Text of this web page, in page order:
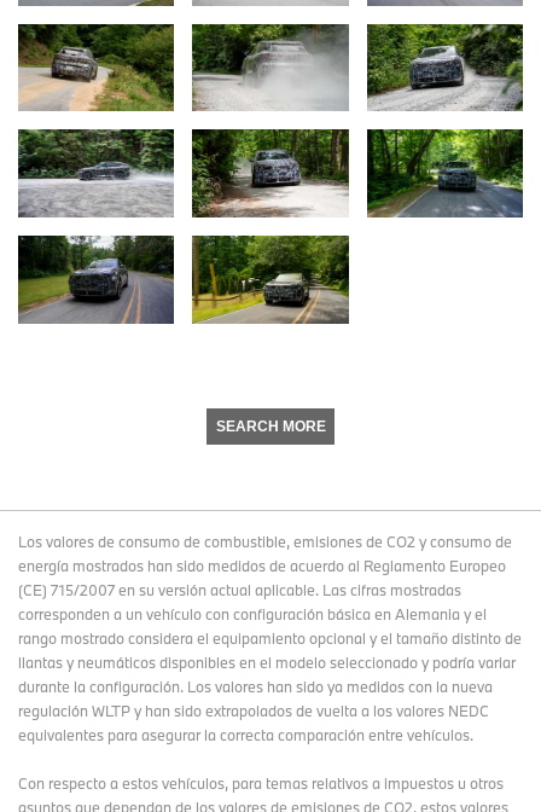
SEARCH MORE
Los valores de consumo de combustible, emisiones de CO2 y consumo de
energía mostrados han sido medidos de acuerdo al Reglamento Europeo
(CE) 715/2007 en su versión actual aplicable. Las cifras mostradas
corresponden a un vehículo con configuración básica en Alemania y el
rango mostrado considera el equipamiento opcional y el tamaño distinto de
llantas y neumáticos disponibles en el modelo seleccionado y podría variar
durante la configuración. Los valores han sido ya medidos con la nueva
regulación WLTP y han sido extrapolados de vuelta a los valores NEDC
equivalentes para asegurar la correcta comparación entre vehículos.
Con respecto a estos vehículos, para temas relativos a impuestos u otros
asuntos que dependan de los valores de emisiones de CO2, estos valores